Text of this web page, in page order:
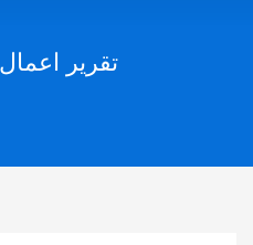
تقرير اعمال